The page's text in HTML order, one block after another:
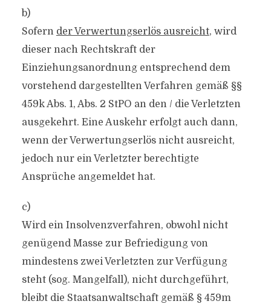
b)
Sofern der Verwertungserlös ausreicht, wird
dieser nach Rechtskraft der
Einziehungsanordnung entsprechend dem
vorstehend dargestellten Verfahren gemäß §§
459k Abs. 1, Abs. 2 StPO an den / die Verletzten
ausgekehrt. Eine Auskehr erfolgt auch dann,
wenn der Verwertungserlös nicht ausreicht,
jedoch nur ein Verletzter berechtigte
Ansprüche angemeldet hat.
c)
Wird ein Insolvenzverfahren, obwohl nicht
genügend Masse zur Befriedigung von
mindestens zwei Verletzten zur Verfügung
steht (sog. Mangelfall), nicht durchgeführt,
bleibt die Staatsanwaltschaft gemäß § 459m